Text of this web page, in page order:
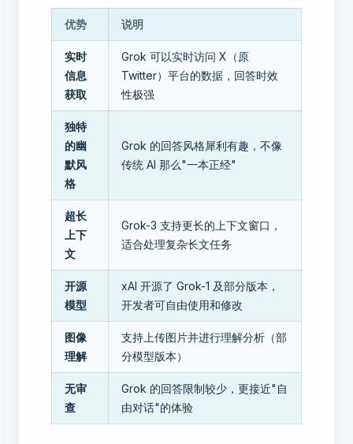
优势 说明
实时
信息
获取
Grok 可以实时访问 X（原
Twitter）平台的数据，回答时效
性极强
独特
的幽
默风
格
Grok 的回答风格犀利有趣，不像
传统 AI 那么"一本正经"
超长
上下
文
Grok-3 支持更长的上下文窗口，
适合处理复杂长文任务
开源
模型
xAI 开源了 Grok-1 及部分版本，
开发者可自由使用和修改
图像
理解
支持上传图片并进行理解分析（部
分模型版本）
无审
查
Grok 的回答限制较少，更接近"自
由对话"的体验